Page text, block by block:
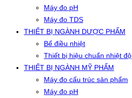
Máy đo pH
Máy đo TDS
THIẾT BỊ NGÀNH DƯỢC PHẨM
Bể điều nhiệt
Thiết bị hiệu chuẩn nhiệt độ
THIẾT BỊ NGÀNH MỸ PHẨM
Máy đo cấu trúc sản phẩm
Máy đo pH